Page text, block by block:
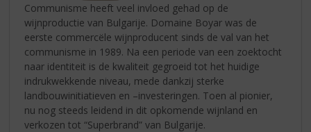
Communisme heeft veel invloed gehad op de
wijnproductie van Bulgarije. Domaine Boyar was de
eerste commercële wijnproducent sinds de val van het
communisme in 1989. Na een periode van een zoektocht
naar identiteit is de kwaliteit gegroeid tot het huidige
indrukwekkende niveau, mede dankzij sterke
landbouwinitiatieven en –investeringen. Toen al pionier,
nu nog steeds leidend in dit opkomende wijnland en
verkozen tot “Superbrand” van Bulgarije.